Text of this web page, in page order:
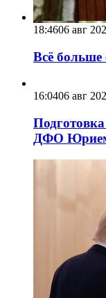
18:4606 авг
Всё больше
16:0406 авг
ДФО